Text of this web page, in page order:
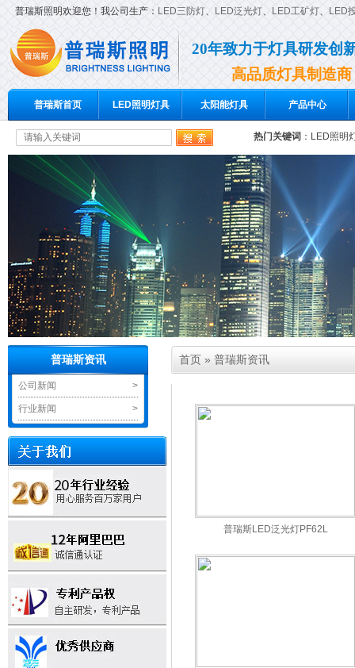
普瑞斯照明欢迎您！我公司生产： LED三防灯、 LED泛光灯、 LED工矿灯、 LED
20年致力于灯具研发创
高品质灯具制造商
普瑞斯首页 LED照明灯具 太阳能灯具 产品中心
热门关键词 ： LED照明
普瑞斯资讯
>
公司新闻
>
行业新闻
首页 » 普瑞斯资讯
普瑞斯LED泛光灯PF62L